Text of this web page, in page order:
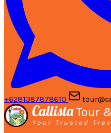
+6281387878610